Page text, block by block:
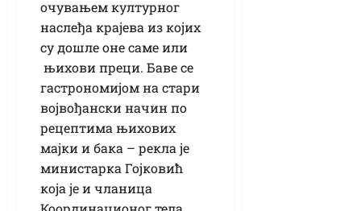
очувањем културног
наслеђа крајева из којих
су дошле оне саме или
њихови преци. Баве се
гастрономијом на стари
војвођански начин по
рецептима њихових
мајки и бака – рекла је
министарка Гојковић
која је и чланица